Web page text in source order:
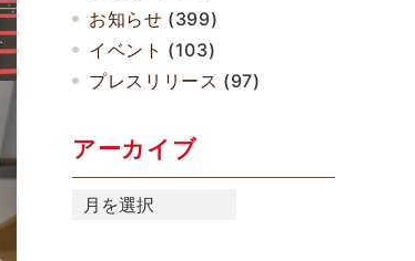
お知らせ (399)
イベント (103)
プレスリリース (97)
アーカイブ
ア
ー